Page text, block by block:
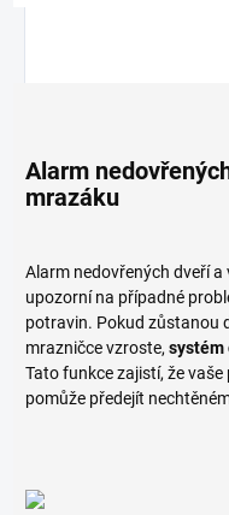
Alarm
mrazáku
Alarm nedovřených dveří
upozorní na případné
potravin. Pokud zůstanou
mrazničce vzroste, systém
Tato funkce zajistí, že
pomůže předejít